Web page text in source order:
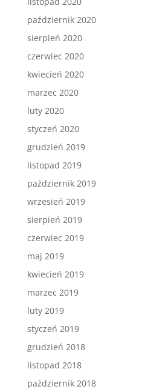
październik 2020
sierpień 2020
czerwiec 2020
kwiecień 2020
marzec 2020
luty 2020
styczeń 2020
grudzień 2019
listopad 2019
październik 2019
wrzesień 2019
sierpień 2019
czerwiec 2019
maj 2019
kwiecień 2019
marzec 2019
luty 2019
styczeń 2019
grudzień 2018
listopad 2018
październik 2018